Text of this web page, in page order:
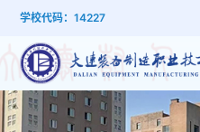
学校代码：14227
概
建
管
设
工
就
培